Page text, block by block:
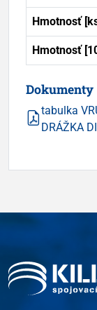
Hmotnosť
Hmotnosť
Dokumenty
tabulka
DRÁŽKA